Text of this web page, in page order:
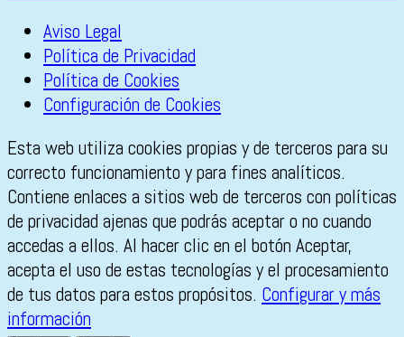
Aviso Legal
Política de Privacidad
Política de Cookies
Configuración de Cookies
Esta web utiliza cookies propias y de terceros para su
correcto funcionamiento y para fines analíticos.
Contiene enlaces a sitios web de terceros con políticas
de privacidad ajenas que podrás aceptar o no cuando
accedas a ellos. Al hacer clic en el botón Aceptar,
acepta el uso de estas tecnologías y el procesamiento
de tus datos para estos propósitos. Configurar y más
información